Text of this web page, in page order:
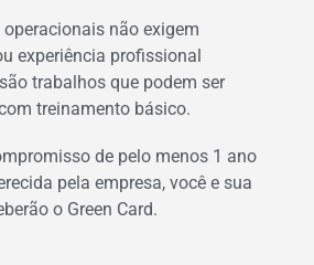
não exigem
experiência profissional
trabalhos que podem ser
treinamento básico.
de pelo menos 1 ano
pela empresa, você e sua
o Green Card.